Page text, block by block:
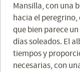
Mansilla, con una
hacia el
que bien parece
días soleados. El
tiempos y
necesarias, con